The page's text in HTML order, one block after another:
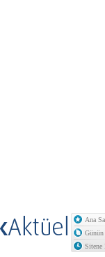
Ana
Günün
Sitene